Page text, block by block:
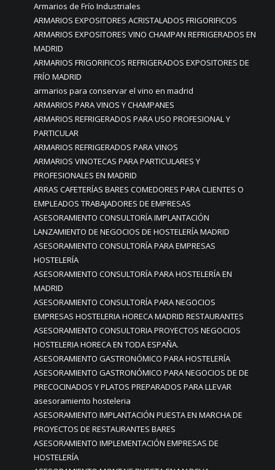
Armarios de Frío Industriales
ARMARIOS EXPOSITORES ACRISTALADOS FRIGORIFICOS
ARMARIOS EXPOSITORES VINO CHAMPAN REFRIGERADOS EN
MADRID
ARMARIOS FRIGORIFICOS REFRIGERADOS EXPOSITORES DE
FRÍO MADRID
armarios para conservar el vino en madrid
ARMARIOS PARA VINOS Y CHAMPANES
ARMARIOS REFRIGERADOS PARA USO PROFESIONAL Y
PARTICULAR
ARMARIOS REFRIGERADOS PARA VINOS
ARMARIOS VINOTECAS PARA PARTICULARES Y
PROFESIONALES EN MADRID
ARRAS CAFETERÍAS BARES COMEDORES PARA CLIENTES O
EMPLEADOS TRABAJADORES DE EMPRESAS
ASESORAMIENTO CONSULTORÍA IMPLANTACIÓN
LANZAMIENTO DE NEGOCIOS DE HOSTELERÍA MADRID
ASESORAMIENTO CONSULTORÍA PARA EMPRESAS
HOSTELERÍA
ASESORAMIENTO CONSULTORÍA PARA HOSTELERÍA EN
MADRID
ASESORAMIENTO CONSULTORÍA PARA NEGOCIOS
EMPRESAS HOSTELERIA HORECA MADRID RESTAURANTES
ASESORAMIENTO CONSULTORIA PROYECTOS NEGOCIOS
HOSTELERIA HORECA EN TODA ESPAÑA.
ASESORAMIENTO GASTRONÓMICO PARA HOSTELERÍA
ASESORAMIENTO GASTRONÓMICO PARA NEGOCIOS DE DE
PRECOCINADOS Y PLATOS PREPARADOS PARA LLEVAR
asesoramiento hosteleria
ASESORAMIENTO IMPLANTACIÓN PUESTA EN MARCHA DE
PROYECTOS DE RESTAURANTES BARES
ASESORAMIENTO IMPLEMENTACIÓN EMPRESAS DE
HOSTELERÍA